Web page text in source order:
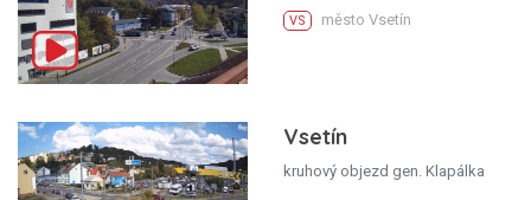
VS město Vsetín
Vsetín
kruhový objezd gen. Klapálka